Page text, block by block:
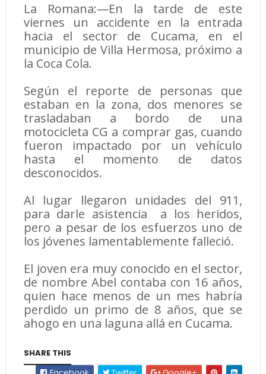
La Romana:—En la tarde de este
viernes un accidente en la entrada
hacia el sector de Cucama, en el
municipio de Villa Hermosa, próximo a
la Coca Cola.
Según el reporte de personas que
estaban en la zona, dos menores se
trasladaban a bordo de una
motocicleta CG a comprar gas, cuando
fueron impactado por un vehículo
hasta el momento de datos
desconocidos.
Al lugar llegaron unidades del 911,
para darle asistencia a los heridos,
pero a pesar de los esfuerzos uno de
los jóvenes lamentablemente falleció.
El joven era muy conocido en el sector,
de nombre Abel contaba con 16 años,
quien hace menos de un mes habría
perdido un primo de 8 años, que se
ahogo en una laguna allá en Cucama.
SHARE THIS